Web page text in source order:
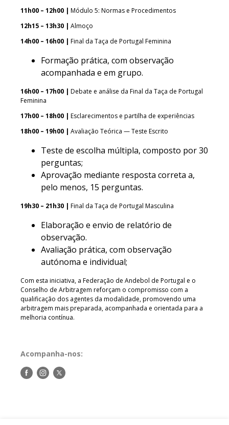
11h00 – 12h00 | Módulo 5: Normas e Procedimentos
12h15 – 13h30 | Almoço
14h00 – 16h00 | Final da Taça de Portugal Feminina
Formação prática, com observação
acompanhada e em grupo.
16h00 – 17h00 | Debate e análise da Final da Taça de Portugal
Feminina
17h00 – 18h00 | Esclarecimentos e partilha de experiências
18h00 – 19h00 | Avaliação Teórica — Teste Escrito
Teste de escolha múltipla, composto por 30
perguntas;
Aprovação mediante resposta correta a,
pelo menos, 15 perguntas.
19h30 – 21h30 | Final da Taça de Portugal Masculina
Elaboração e envio de relatório de
observação.
Avaliação prática, com observação
autónoma e individual;
Com esta iniciativa, a Federação de Andebol de Portugal e o
Conselho de Arbitragem reforçam o compromisso com a
qualificação dos agentes da modalidade, promovendo uma
arbitragem mais preparada, acompanhada e orientada para a
melhoria contínua.
Acompanha-nos:
Siga-Siga-Siga-